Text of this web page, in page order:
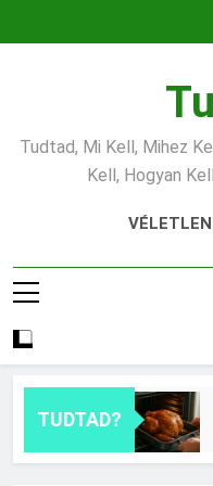
Tudtad, Mi Kell, Mihez
Kell, Hogyan
TUDTAD?